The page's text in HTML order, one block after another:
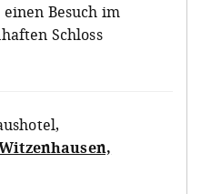
Besuch im
Schloss
,